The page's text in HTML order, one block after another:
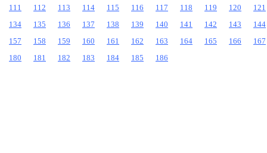
111
112 113 114 115 116 117 118 119 120
121
134
135 136 137 138 139 140 141 142 143
144
157
158 159 160 161 162 163 164 165 166
167
180
181 182 183 184 185 186